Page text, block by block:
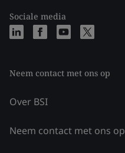
Sociale media
Neem contact met ons op
Over BSI
Neem contact met ons op